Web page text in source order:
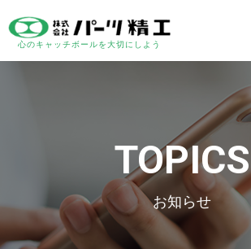
心のキャッチボールを大切にしよう
TOPICS
お知らせ